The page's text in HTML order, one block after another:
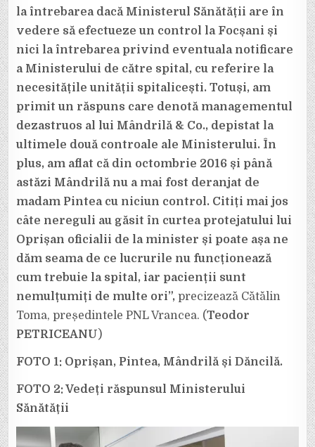
la întrebarea dacă Ministerul Sănătății are în
vedere să efectueze un control la Focșani și
nici la întrebarea privind eventuala notificare
a Ministerului de către spital, cu referire la
necesitățile unității spitalicești. Totuși, am
primit un răspuns care denotă managementul
dezastruos al lui Mândrilă & Co., depistat la
ultimele două controale ale Ministerului. În
plus, am aflat că din octombrie 2016 și până
astăzi Mândrilă nu a mai fost deranjat de
madam Pintea cu niciun control. Citiți mai jos
câte nereguli au găsit în curtea protejatului lui
Oprișan oficialii de la minister și poate așa ne
dăm seama de ce lucrurile nu funcționează
cum trebuie la spital, iar pacienții sunt
nemulțumiți de multe ori”,precizează Cătălin
Toma, președintele PNL Vrancea. (Teodor
PETRICEANU)
FOTO 1: Oprișan, Pintea, Mândrilă și Dăncilă.
FOTO 2: Vedeți răspunsul Ministerului
Sănătății